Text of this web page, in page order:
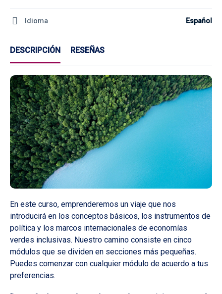
DESCRIPCIÓN RESEÑAS
En este curso, emprenderemos un viaje que nos
introducirá en los conceptos básicos, los instrumentos de
política y los marcos internacionales de economías
verdes inclusivas. Nuestro camino consiste en cinco
módulos que se dividen en secciones más pequeñas.
Puedes comenzar con cualquier módulo de acuerdo a tus
preferencias.
Idioma Español